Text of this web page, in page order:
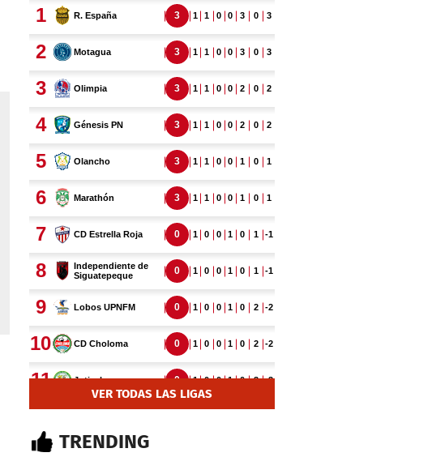
VER TODAS LAS LIGAS
TRENDING